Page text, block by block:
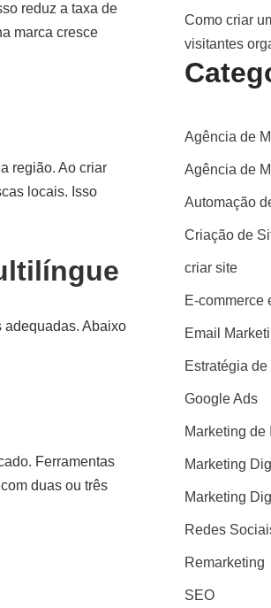
reduz a taxa de
marca cresce
região. Ao criar
locais. Isso
adequadas. Abaixo
Ferramentas
duas ou três
Como criar
visitantes
Agência de
Agência de
Automação
Criação de
criar site
E-commerce
Email
Estratégia
Google Ads
Marketing de
Marketing
Marketing
Redes
Remarketing
SEO